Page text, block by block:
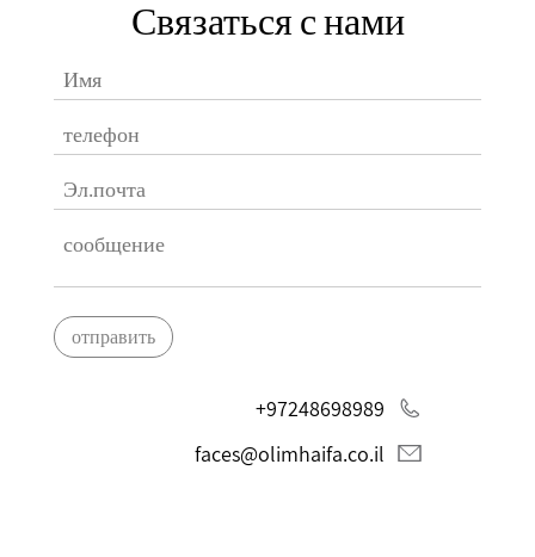
Связаться с нами
отправить
+97248698989
faces@olimhaifa.co.il